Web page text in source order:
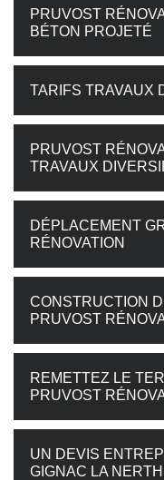
PRUVOST
BÉTON PROJETÉ
TARIFS TRAVAUX
PRUVOST
TRAVAUX
DÉPLACEMENT
RÉNOVATION
CONSTRUCTION
PRUVOST
REMETTEZ LE
PRUVOST
UN DEVIS
GIGNAC LA